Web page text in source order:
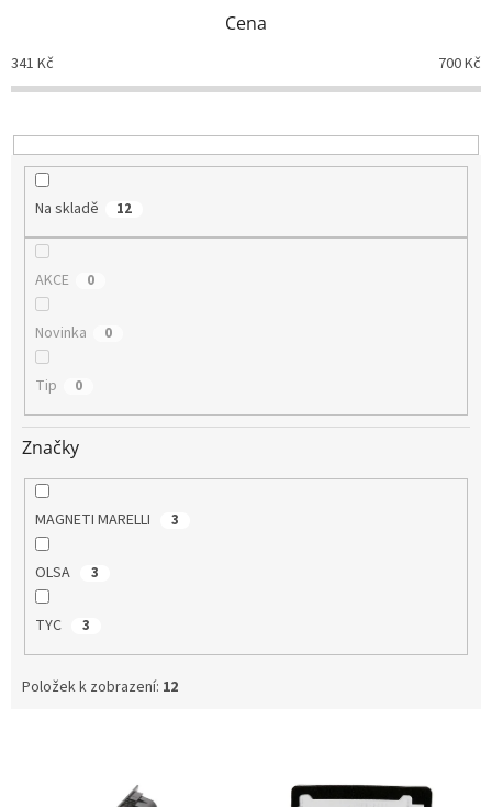
o
d
k
t
Cena
341 Kč 700Kč
Na skladě 12
AKCE 0
Novinka 0
Tip 0
Značky
MAGNETI MARELLI 3
OLSA 3
TYC 3
Položek k zobrazení: 12